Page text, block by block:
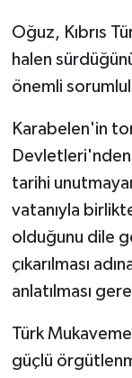
Oğuz, Kıbrıs
halen
önemli
Karabelen'in
tarihi
vatanıyla
olduğunu dile
çıkarılması
anlatılması
Türk
güçlü